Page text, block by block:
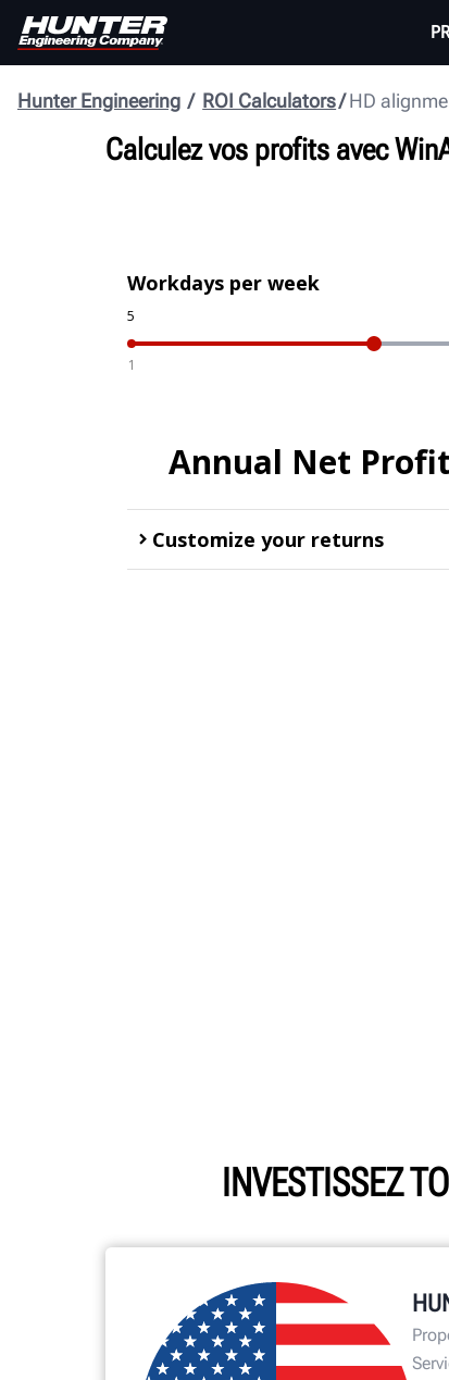
HD
ROI Calculators
Hunter Engineering
Calculez vos profits avec
INVESTISSEZ